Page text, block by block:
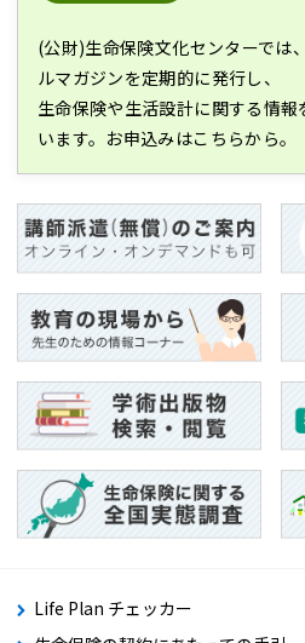
(公財)生命保険文化センターでは
ルマガジンを定期的に発行し、
生命保険や生活設計に関する情報
います。お申込みはこちらから。
Life Plan チェッカー